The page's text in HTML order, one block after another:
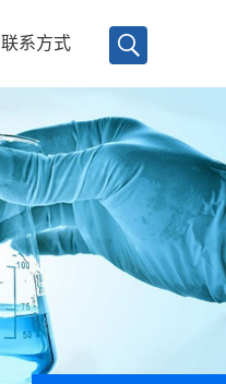
联系方式